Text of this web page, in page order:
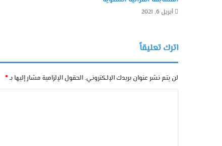
أبريل 6, 2021
اترك تعليقاً
لن يتم نشر عنوان بريدك الإلكتروني.الحقول الإلزامية مشار إليها بـ*